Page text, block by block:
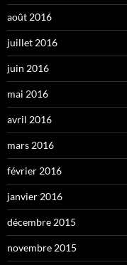
août 2016
juillet 2016
juin 2016
mai 2016
avril 2016
mars 2016
février 2016
janvier 2016
décembre 2015
novembre 2015